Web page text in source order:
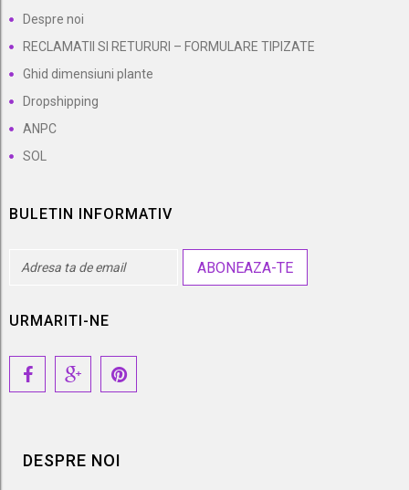
Despre noi
RECLAMATII SI RETURURI – FORMULARE TIPIZATE
Ghid dimensiuni plante
Dropshipping
ANPC
SOL
BULETIN INFORMATIV
ABONEAZA-TE
URMARITI-NE
DESPRE NOI